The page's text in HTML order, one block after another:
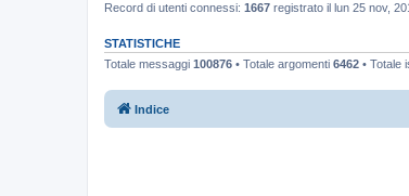
Record di utenti connessi: 1667 registrato il lun 25 nov,
STATISTICHE
Totale messaggi 100876 • Totale argomenti 6462 • Totale
Indice